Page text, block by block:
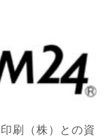
刷（株）との資